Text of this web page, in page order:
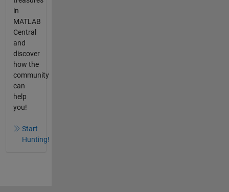
in
MATLAB
Central
and
discover
how the
community
can
help
you!
Start
Hunting!